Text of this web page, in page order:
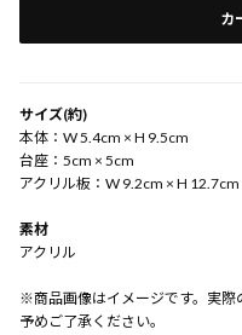
カ
サイズ(約)
本体：W 5.4cm × H 9.5cm
台座：5cm × 5cm
アクリル板：W 9.2cm × H 12.7cm
素材
アクリル
※商品画像はイメージです。実際
予めご了承ください。